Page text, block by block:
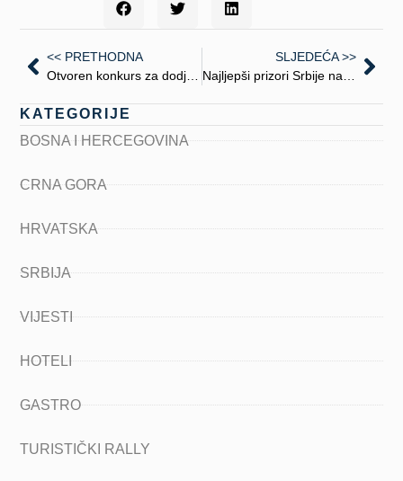
<< PRETHODNA
Otvoren konkurs za dodjelu nagrade ,,Turistički cvet“
SLJEDEĆA >>
Najljepši prizori Srbije na najprometnijoj lokaciji u Ankari
KATEGORIJE
BOSNA I HERCEGOVINA
CRNA GORA
HRVATSKA
SRBIJA
VIJESTI
HOTELI
GASTRO
TURISTIČKI RALLY